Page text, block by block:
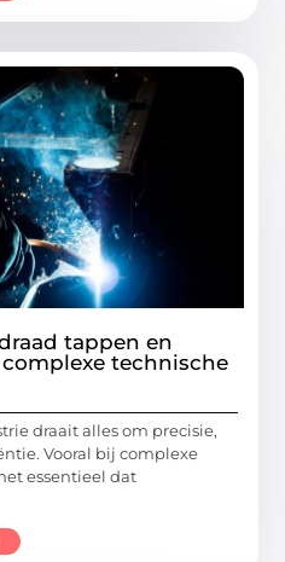
tappen en
technische
draait alles om precisie,
Vooral bij complexe
essentieel dat